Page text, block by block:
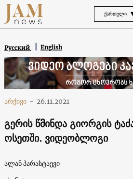
ᲥᲐᲠᲗᲣᲚᲘ
Русский English
არქივი - 26.11.2021
გერის წმინდა გიორგის
ოსეთში. ვიდეობლოგი
ალან პარასტაევი